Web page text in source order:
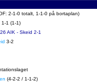
2-1-0 totalt, 1-1-0 på bortaplan)
1-1 (1-1)
AIK - Skeid 2-1
3-2
(4-2-2 / 1-1-2)